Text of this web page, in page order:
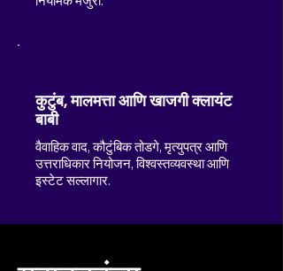
कुटुंब, मालमत्ता आणि खाजगी क्लायंट
बाबी
वैवाहिक वाद, कौटुंबिक तोडगे, मृत्युपत्र आणि
उत्तराधिकार नियोजन, विश्वस्तव्यवस्था आणि
इस्टेट सल्लागार.